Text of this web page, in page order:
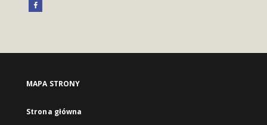
MAPA STRONY
Strona główna